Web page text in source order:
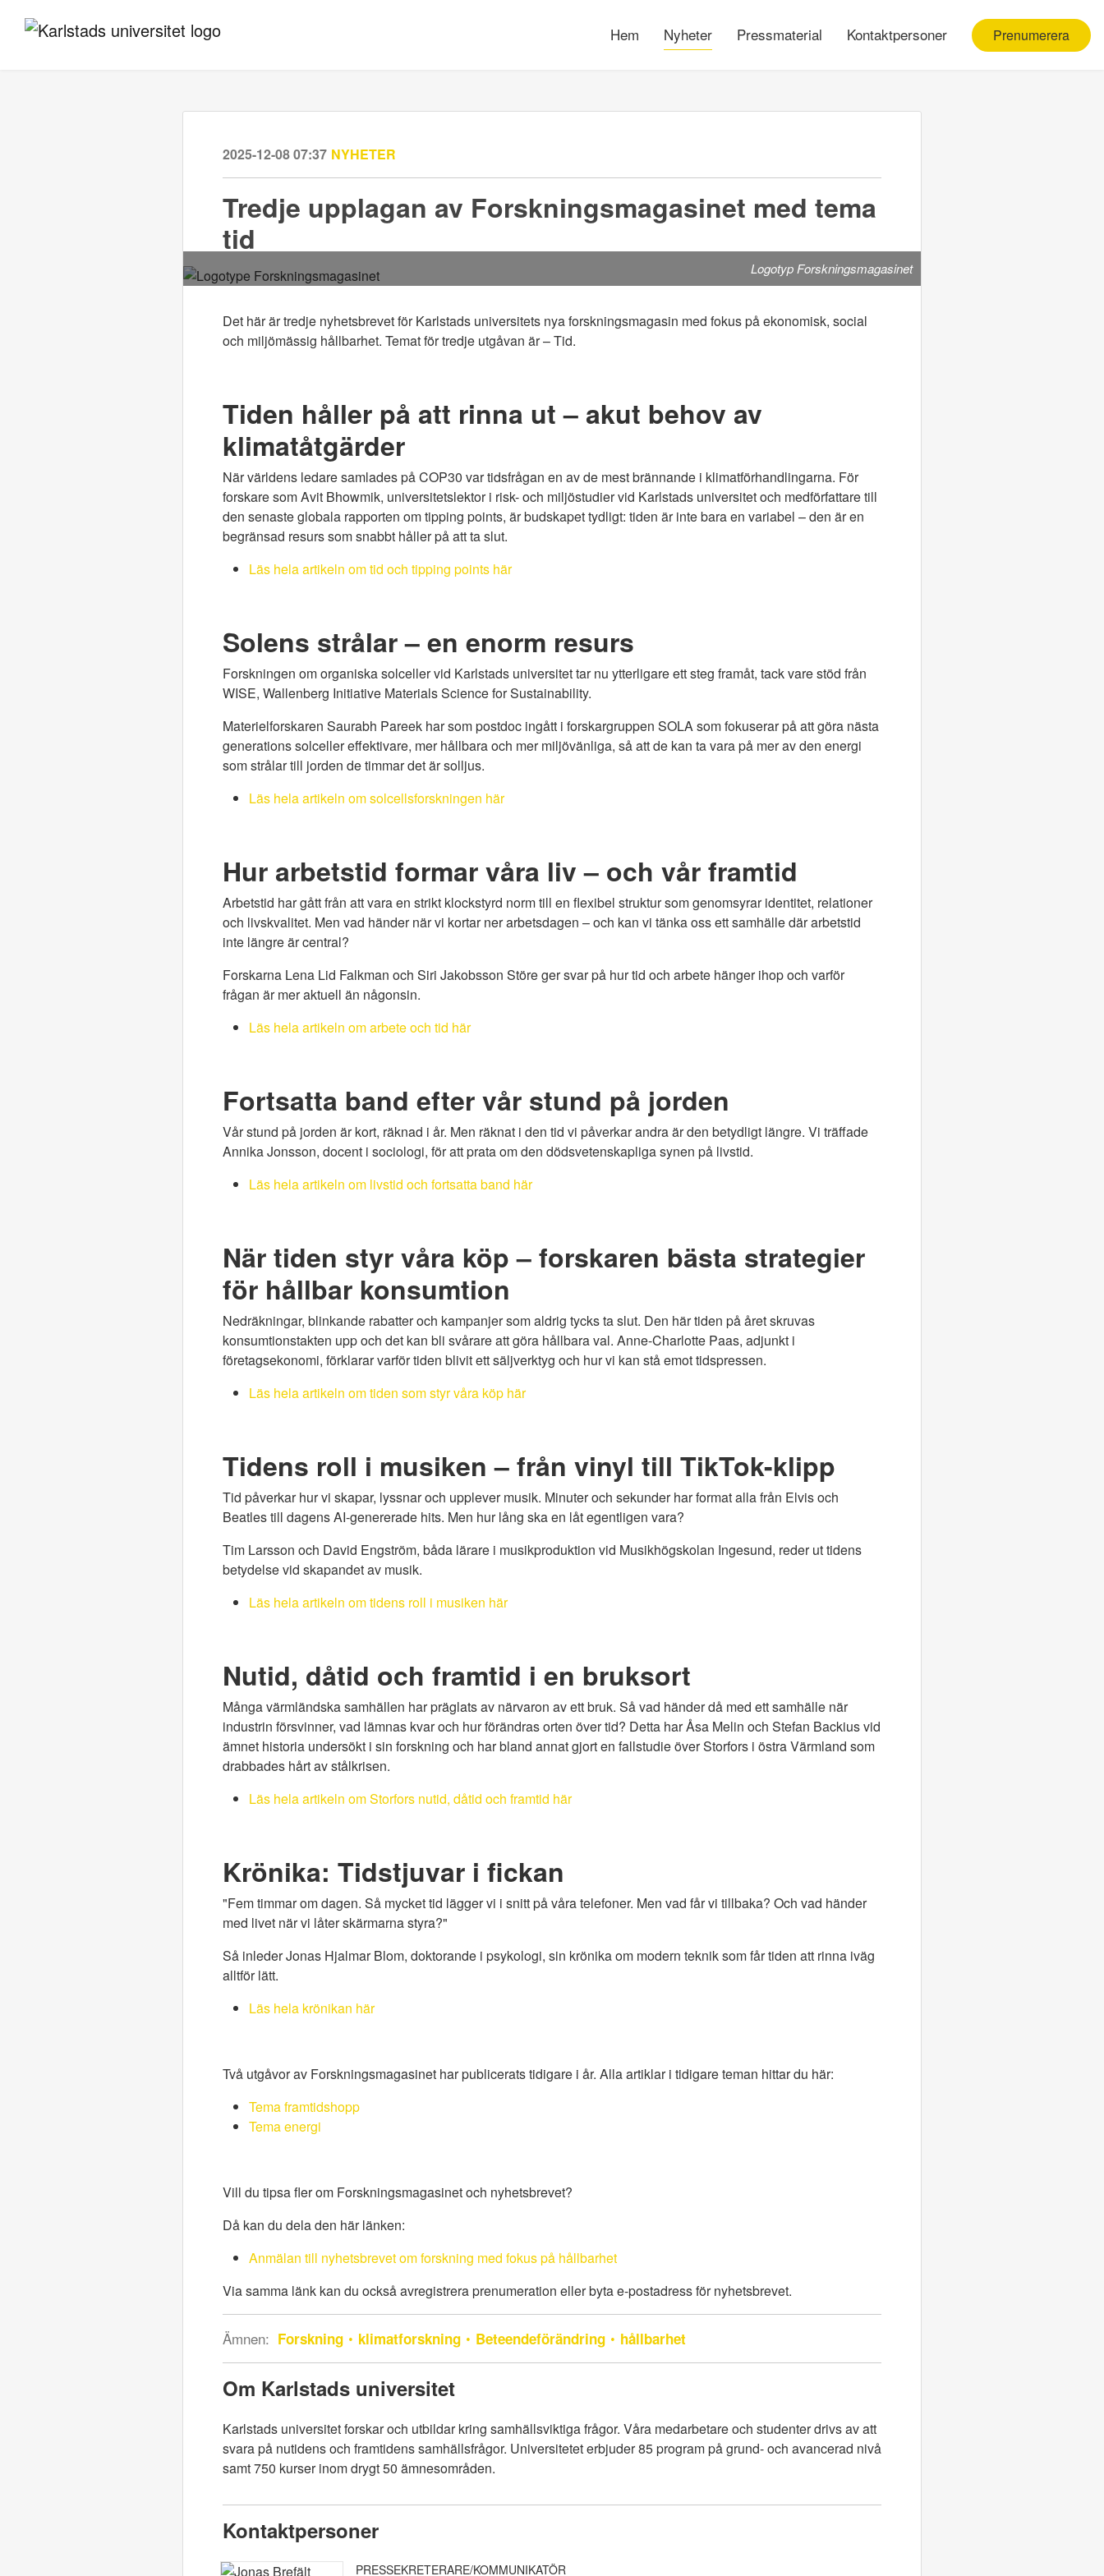
Hem Nyheter Pressmaterial Kontaktpersoner Prenumerera
2025-12-08 07:37 NYHETER
Tredje upplagan av Forskningsmagasinet med tema
tid
Logotyp Forskningsmagasinet
Det här är tredje nyhetsbrevet för Karlstads universitets nya forskningsmagasin med fokus på ekonomisk, social
och miljömässig hållbarhet. Temat för tredje utgåvan är – Tid.
Tiden håller på att rinna ut – akut behov av
klimatåtgärder
När världens ledare samlades på COP30 var tidsfrågan en av de mest brännande i klimatförhandlingarna. För
forskare som Avit Bhowmik, universitetslektor i risk- och miljöstudier vid Karlstads universitet och medförfattare till
den senaste globala rapporten om tipping points, är budskapet tydligt: tiden är inte bara en variabel – den är en
begränsad resurs som snabbt håller på att ta slut.
Läs hela artikeln om tid och tipping points här
Solens strålar – en enorm resurs
Forskningen om organiska solceller vid Karlstads universitet tar nu ytterligare ett steg framåt, tack vare stöd från
WISE, Wallenberg Initiative Materials Science for Sustainability.
Materielforskaren Saurabh Pareek har som postdoc ingått i forskargruppen SOLA som fokuserar på att göra nästa
generations solceller effektivare, mer hållbara och mer miljövänliga, så att de kan ta vara på mer av den energi
som strålar till jorden de timmar det är solljus.
Läs hela artikeln om solcellsforskningen här
Hur arbetstid formar våra liv – och vår framtid
Arbetstid har gått från att vara en strikt klockstyrd norm till en flexibel struktur som genomsyrar identitet, relationer
och livskvalitet. Men vad händer när vi kortar ner arbetsdagen – och kan vi tänka oss ett samhälle där arbetstid
inte längre är central?
Forskarna Lena Lid Falkman och Siri Jakobsson Störe ger svar på hur tid och arbete hänger ihop och varför
frågan är mer aktuell än någonsin.
Läs hela artikeln om arbete och tid här
Fortsatta band efter vår stund på jorden
Vår stund på jorden är kort, räknad i år. Men räknat i den tid vi påverkar andra är den betydligt längre. Vi träffade
Annika Jonsson, docent i sociologi, för att prata om den dödsvetenskapliga synen på livstid.
Läs hela artikeln om livstid och fortsatta band här
När tiden styr våra köp – forskaren bästa strategier
för hållbar konsumtion
Nedräkningar, blinkande rabatter och kampanjer som aldrig tycks ta slut. Den här tiden på året skruvas
konsumtionstakten upp och det kan bli svårare att göra hållbara val. Anne-Charlotte Paas, adjunkt i
företagsekonomi, förklarar varför tiden blivit ett säljverktyg och hur vi kan stå emot tidspressen.
Läs hela artikeln om tiden som styr våra köp här
Tidens roll i musiken – från vinyl till TikTok-klipp
Tid påverkar hur vi skapar, lyssnar och upplever musik. Minuter och sekunder har format alla från Elvis och
Beatles till dagens AI-genererade hits. Men hur lång ska en låt egentligen vara?
Tim Larsson och David Engström, båda lärare i musikproduktion vid Musikhögskolan Ingesund, reder ut tidens
betydelse vid skapandet av musik.
Läs hela artikeln om tidens roll i musiken här
Nutid, dåtid och framtid i en bruksort
Många värmländska samhällen har präglats av närvaron av ett bruk. Så vad händer då med ett samhälle när
industrin försvinner, vad lämnas kvar och hur förändras orten över tid? Detta har Åsa Melin och Stefan Backius vid
ämnet historia undersökt i sin forskning och har bland annat gjort en fallstudie över Storfors i östra Värmland som
drabbades hårt av stålkrisen.
Läs hela artikeln om Storfors nutid, dåtid och framtid här
Krönika: Tidstjuvar i fickan
"Fem timmar om dagen. Så mycket tid lägger vi i snitt på våra telefoner. Men vad får vi tillbaka? Och vad händer
med livet när vi låter skärmarna styra?"
Så inleder Jonas Hjalmar Blom, doktorande i psykologi, sin krönika om modern teknik som får tiden att rinna iväg
alltför lätt.
Läs hela krönikan här
Två utgåvor av Forskningsmagasinet har publicerats tidigare i år. Alla artiklar i tidigare teman hittar du här:
Tema framtidshopp
Tema energi
Vill du tipsa fler om Forskningsmagasinet och nyhetsbrevet?
Då kan du dela den här länken:
Anmälan till nyhetsbrevet om forskning med fokus på hållbarhet
Via samma länk kan du också avregistrera prenumeration eller byta e-postadress för nyhetsbrevet.
Ämnen: Forskning klimatforskning Beteendeförändring hållbarhet
Om Karlstads universitet
Karlstads universitet forskar och utbildar kring samhällsviktiga frågor. Våra medarbetare och studenter drivs av att
svara på nutidens och framtidens samhällsfrågor. Universitetet erbjuder 85 program på grund- och avancerad nivå
samt 750 kurser inom drygt 50 ämnesområden.
Kontaktpersoner
PRESSEKRETERARE/KOMMUNIKATÖR